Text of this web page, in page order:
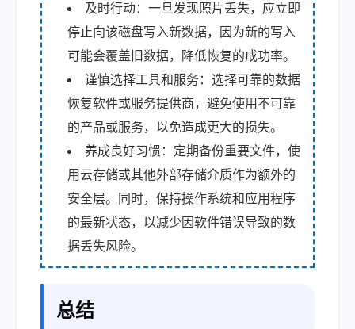
及时行动：一旦发现照片丢失，应立即
停止向该磁盘写入新数据，因为新的写入
可能会覆盖旧数据，降低恢复的成功率。
谨慎选择工具和服务：选择可靠的数据
恢复软件或服务提供商，避免使用不可靠
的产品或服务，以免造成更大的损失。
养成良好习惯：定期备份重要文件，使
用云存储或其他外部存储介质作为额外的
安全层。同时，保持操作系统和应用程序
的最新状态，以减少因软件错误导致的数
据丢失风险。
总结